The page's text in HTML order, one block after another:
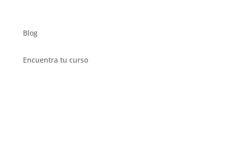
Blog
Encuentra tu curso